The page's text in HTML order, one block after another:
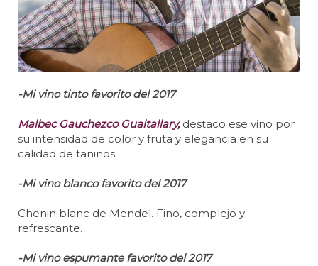
-Mi vino tinto favorito del 2017
Malbec Gauchezco Gualtallary,destaco ese vino por
su intensidad de color y fruta y elegancia en su
calidad de taninos.
-Mi vino blanco favorito del 2017
Chenin blanc de Mendel. Fino, complejo y
refrescante.
-Mi vino espumante favorito del 2017